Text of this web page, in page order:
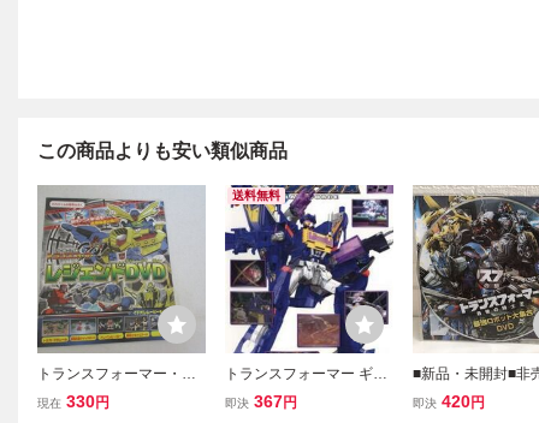
この商品よりも安い類似商品
トランスフォーマー・レ
ジエンドDVDテレビくん
現在 330円
送料無料
トランスフォーマー ギャ
ラクシーフォース 22 レン
即決 367円
■新品・未開封■非
カラトミー★トラ
即決 420円